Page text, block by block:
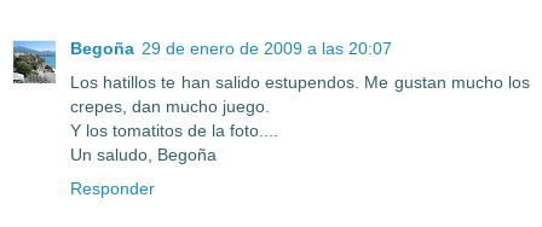
Begoña 29 de enero de 2009 a las 20:07
Los hatillos te han salido estupendos. Me gustan mucho los
crepes, dan mucho juego.
Y los tomatitos de la foto....
Un saludo, Begoña
Responder